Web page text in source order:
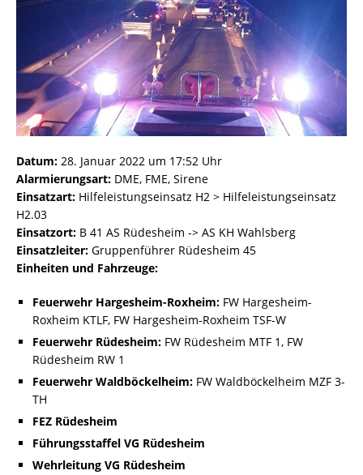
Datum: 28. Januar 2022 um 17:52 Uhr
Alarmierungsart: DME, FME, Sirene
Einsatzart: Hilfeleistungseinsatz H2 > Hilfeleistungseinsatz
H2.03
Einsatzort: B 41 AS Rüdesheim -> AS KH Wahlsberg
Einsatzleiter: Gruppenführer Rüdesheim 45
Einheiten und Fahrzeuge:
Feuerwehr Hargesheim-Roxheim: FW Hargesheim-
Roxheim KTLF, FW Hargesheim-Roxheim TSF-W
Feuerwehr Rüdesheim: FW Rüdesheim MTF 1, FW
Rüdesheim RW 1
Feuerwehr Waldböckelheim: FW Waldböckelheim MZF 3-
TH
FEZ Rüdesheim
Führungsstaffel VG Rüdesheim
Wehrleitung VG Rüdesheim